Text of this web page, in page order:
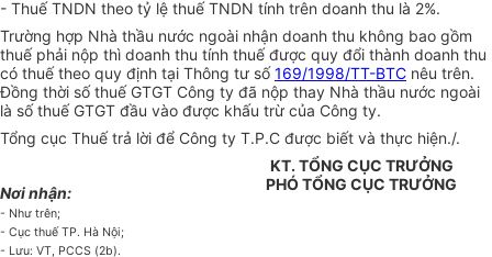
- Thuế TNDN theo tỷ lệ thuế TNDN tính trên doanh thu là 2%.
Trường hợp Nhà thầu nước ngoài nhận doanh thu không bao gồm
thuế phải nộp thì doanh thu tính thuế được quy đổi thành doanh thu
có thuế theo quy định tại Thông tư số169/1998/TT-BTC nêu trên.
Đồng thời số thuế GTGT Công ty đã nộp thay Nhà thầu nước ngoài
là số thuế GTGT đầu vào được khấu trừ của Công ty.
Tổng cục Thuế trả lời để Công ty T.P.C được biết và thực hiện./.
Nơi nhận:
- Như trên;
- Cục thuế TP. Hà Nội;
- Lưu: VT, PCCS (2b).
KT. TỔNG CỤC TRƯỞNG
PHÓ TỔNG CỤC TRƯỞNG